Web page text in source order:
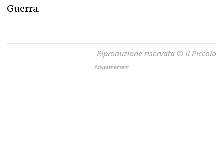
Guerra.
Riproduzione riservata © Il Piccolo